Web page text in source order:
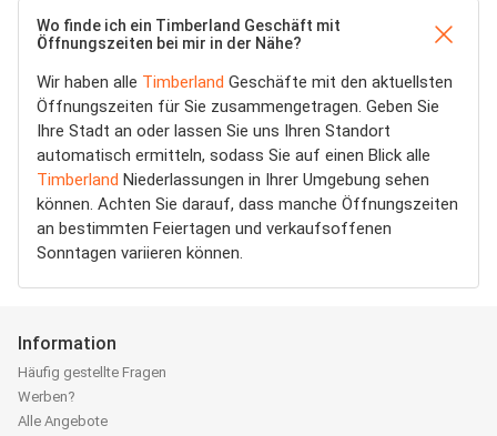
Wo finde ich ein Timberland Geschäft mit
Öffnungszeiten bei mir in der Nähe?
Wir haben alle Timberland Geschäfte mit den aktuellsten
Öffnungszeiten für Sie zusammengetragen. Geben Sie
Ihre Stadt an oder lassen Sie uns Ihren Standort
automatisch ermitteln, sodass Sie auf einen Blick alle
Timberland Niederlassungen in Ihrer Umgebung sehen
können. Achten Sie darauf, dass manche Öffnungszeiten
an bestimmten Feiertagen und verkaufsoffenen
Sonntagen variieren können.
Information
Häufig gestellte Fragen
Werben?
Alle Angebote